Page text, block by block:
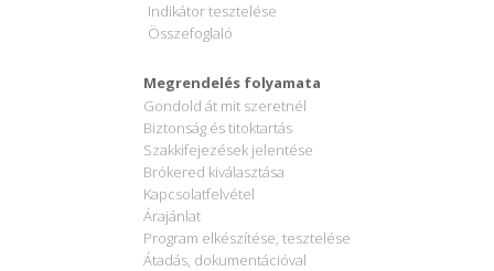
Indikátor tesztelése
Összefoglaló
Megrendelés folyamata
Gondold át mit szeretnél
Biztonság és titoktartás
Szakkifejezések jelentése
Brókered kiválasztása
Kapcsolatfelvétel
Árajánlat
Program elkészítése, tesztelése
Átadás, dokumentációval